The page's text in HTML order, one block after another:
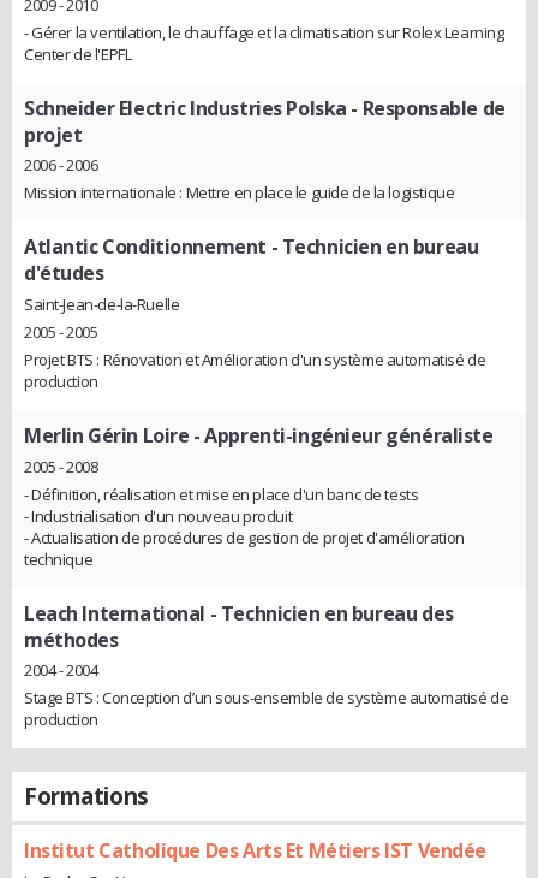
- Gérer la ventilation, le chauffage et la climatisation sur Rolex Learning
Center de l'EPFL
Schneider Electric Industries Polska - Responsable de
projet
2006 - 2006
Mission internationale : Mettre en place le guide de la logistique
Atlantic Conditionnement - Technicien en bureau
d'études
Saint-Jean-de-la-Ruelle
2005 - 2005
Projet BTS : Rénovation et Amélioration d'un système automatisé de
production
Merlin Gérin Loire - Apprenti-ingénieur généraliste
2005 - 2008
- Définition, réalisation et mise en place d'un banc de tests
- Industrialisation d'un nouveau produit
- Actualisation de procédures de gestion de projet d'amélioration
technique
Leach International - Technicien en bureau des
méthodes
2004 - 2004
Stage BTS : Conception d’un sous-ensemble de système automatisé de
production
Formations
Institut Catholique Des Arts Et Métiers IST Vendée